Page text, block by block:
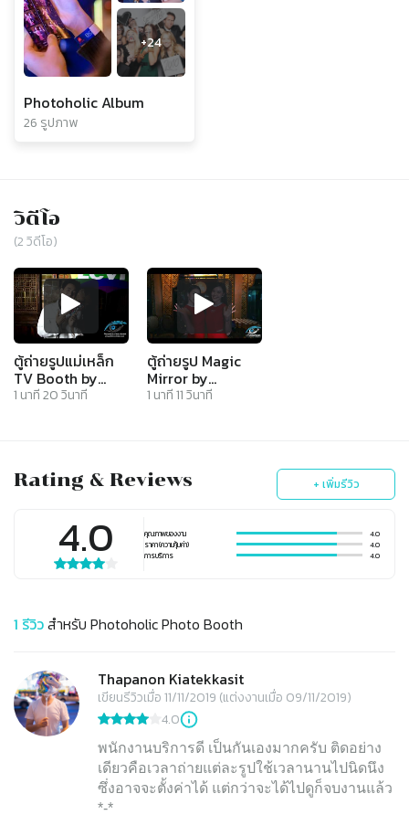
+24
Photoholic Album
26 รูปภาพ
วิดีโอ
(2วิดีโอ)
ตู้ถ่ายรูปแม่เหล็ก
TV Booth by
Photoholic
1 นาที20วินาที
ตู้ถ่ายรูป Magic
Mirror by
Photoholic
1 นาที11วินาที
Rating & Reviews + เพิ่มรีวิว
4.0 คุณภาพของงาน
4.0
ราคา (ความคุ้มค่า)
4.0
การบริการ
4.0
1 รีวิวสำหรับ Photoholic Photo Booth
Thapanon Kiatekkasit
เขียนรีวิวเมื่อ 11/11/2019 (แต่งงานเมื่อ 09/11/2019)
4.0
พนักงานบริการดี เป็นกันเองมากครับ ติดอย่าง
เดียวคือเวลาถ่ายแต่ละรูปใช้เวลานานไปนิดนึง
ซึ่งอาจจะตั้งค่าได้ แต่กว่าจะได้ไปดูก็จบงานแล้ว
*-*